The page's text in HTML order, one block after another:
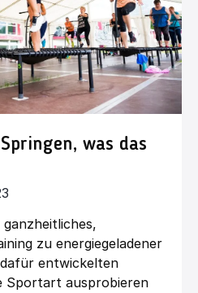
was das
zu energiegeladener
entwickelten
Sportart ausprobieren